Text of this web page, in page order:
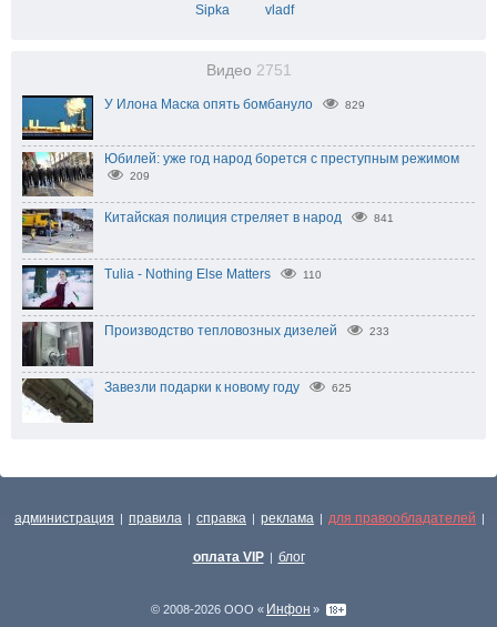
Sipka vladf
Видео 2751
У Илона Маска опять бомбануло 829
Юбилей: уже год народ борется с преступным режимом
209
Китайская полиция стреляет в народ 841
Tulia - Nothing Else Matters 110
Производство тепловозных дизелей 233
Завезли подарки к новому году 625
администрация | правила | справка | реклама | для правообладателей |
оплата VIP | блог
© 2008-2026 ООО « Инфон »